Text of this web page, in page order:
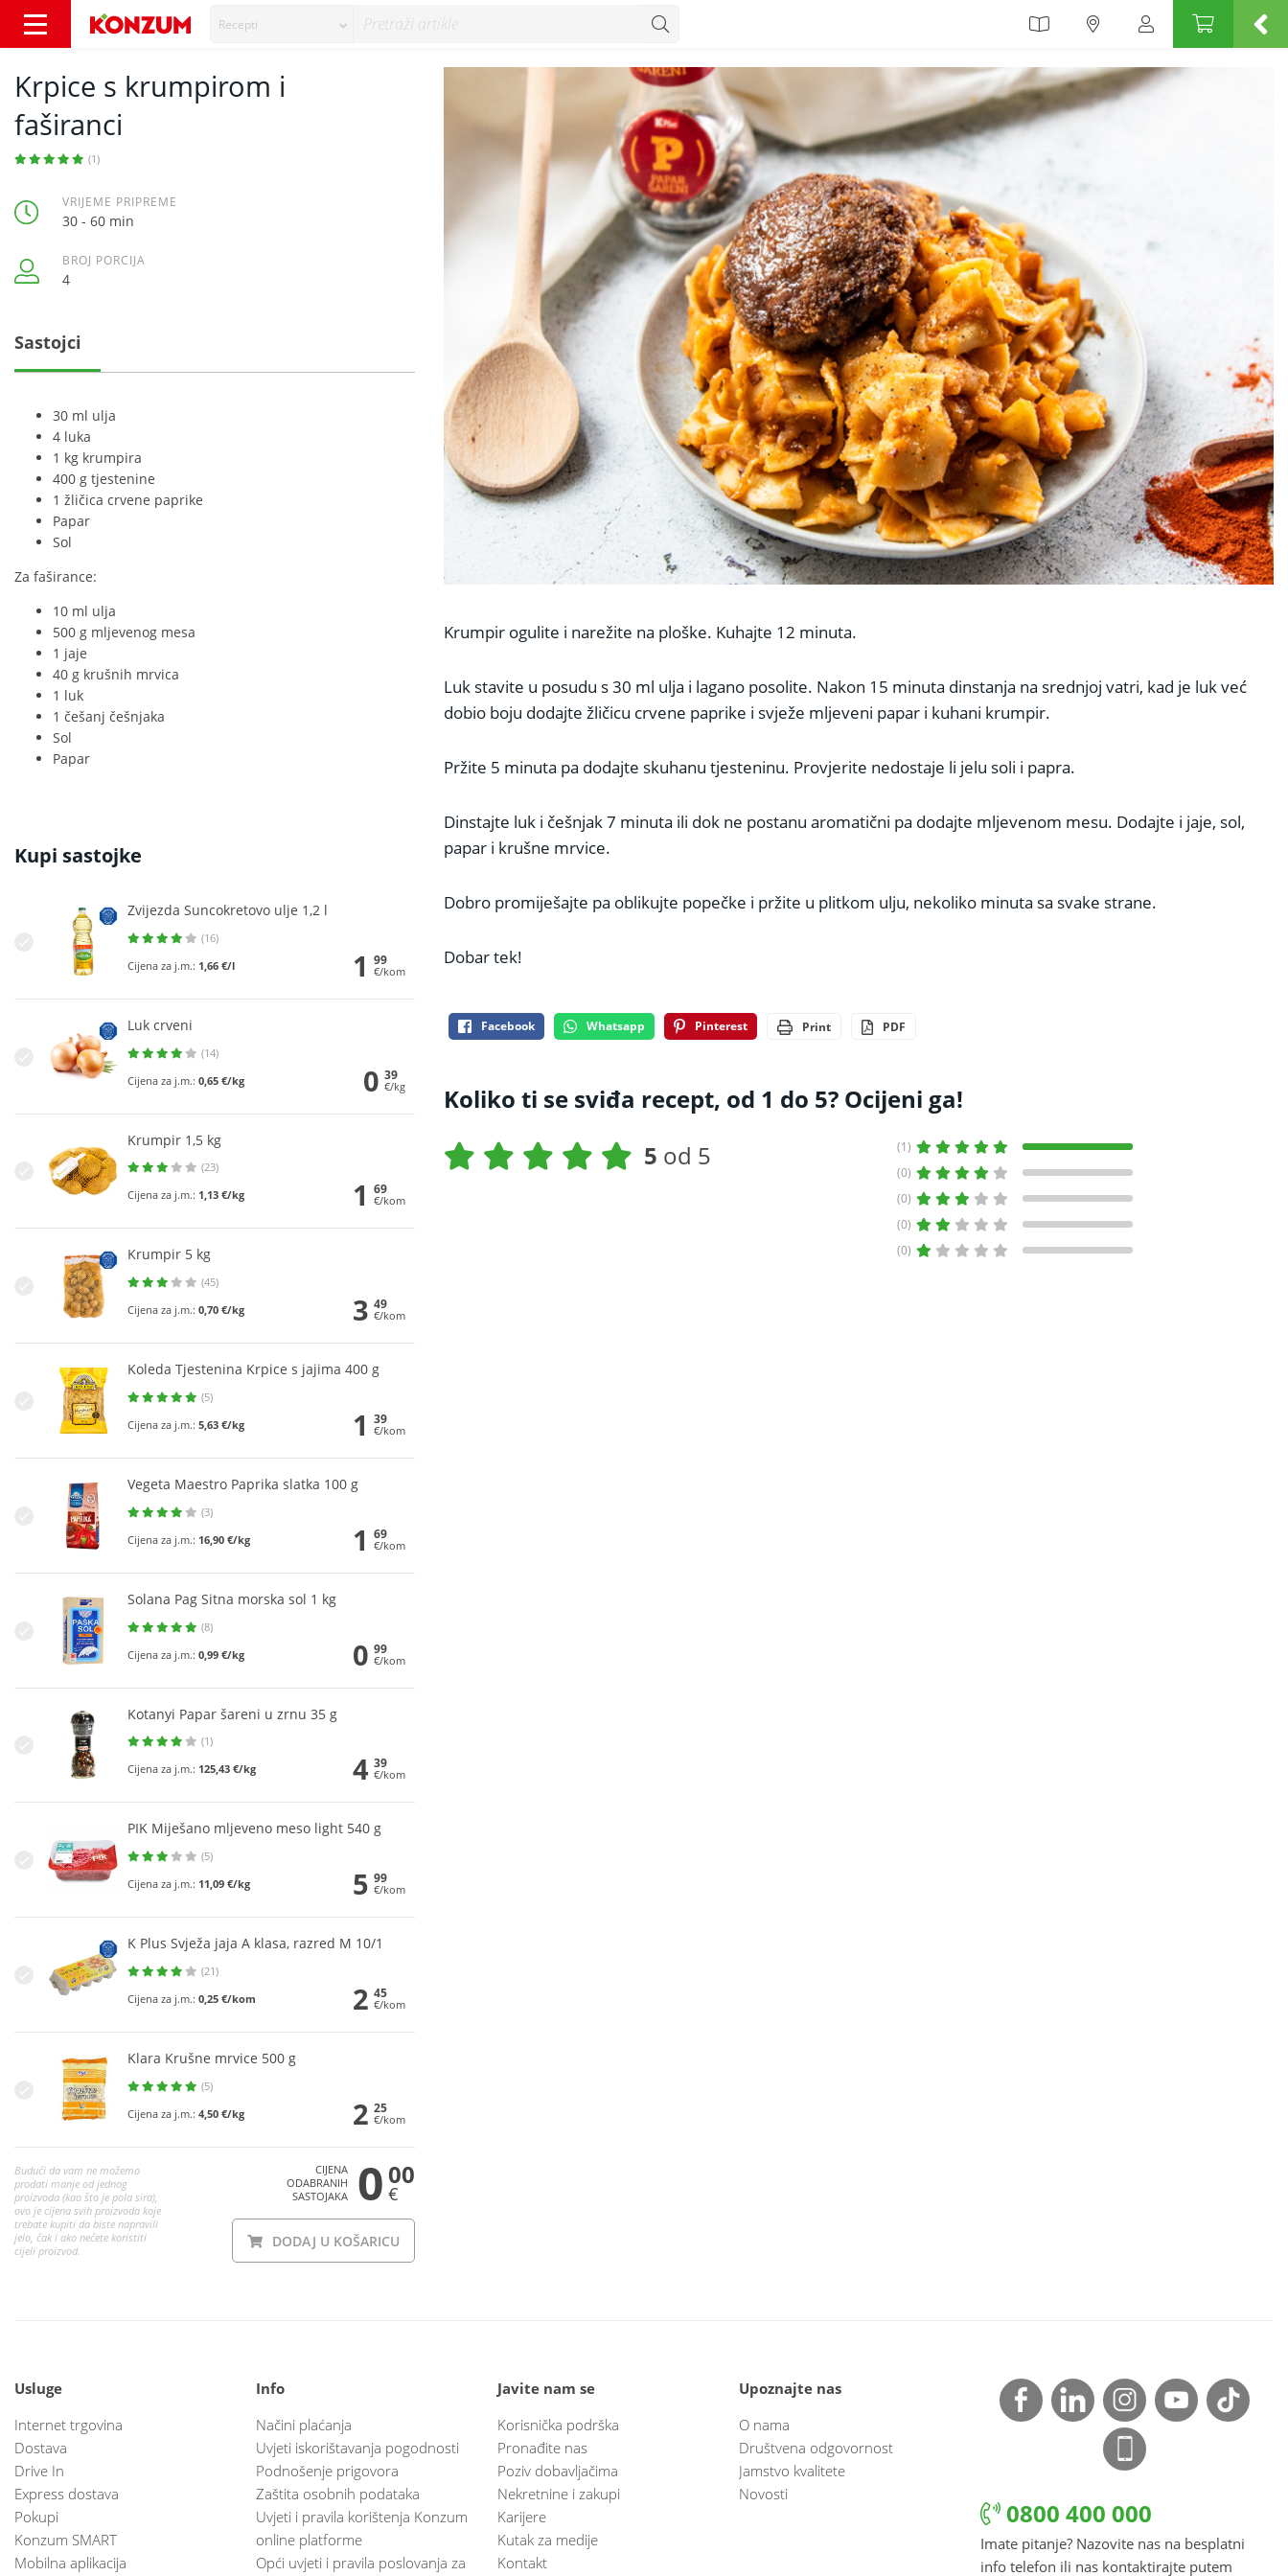
Recepti
Krpice s krumpirom i
faširanci
(1)
VRIJEME PRIPREME
30 - 60 min
BROJ PORCIJA
4
Sastojci
30 ml ulja
4 luka
1 kg krumpira
400 g tjestenine
1 žličica crvene paprike
Papar
Sol
Za faširance:
10 ml ulja
500 g mljevenog mesa
1 jaje
40 g krušnih mrvica
1 luk
1 češanj češnjaka
Sol
Papar
Kupi sastojke
Zvijezda Suncokretovo ulje 1,2 l
(16)
Cijena za j.m.: 1,66 €/l 1 99
€/kom
Luk crveni
(14)
Cijena za j.m.: 0,65 €/kg 0 39
€/kg
Krumpir 1,5 kg
(23)
Cijena za j.m.: 1,13 €/kg 1 69
€/kom
Krumpir 5 kg
(45)
Cijena za j.m.: 0,70 €/kg 3 49
€/kom
Koleda Tjestenina Krpice s jajima 400 g
(5)
Cijena za j.m.: 5,63 €/kg 1 39
€/kom
Vegeta Maestro Paprika slatka 100 g
(3)
Cijena za j.m.: 16,90 €/kg 1 69
€/kom
Solana Pag Sitna morska sol 1 kg
(8)
Cijena za j.m.: 0,99 €/kg 0 99
€/kom
Kotanyi Papar šareni u zrnu 35 g
(1)
Cijena za j.m.: 125,43 €/kg 4 39
€/kom
PIK Miješano mljeveno meso light 540 g
(5)
Cijena za j.m.: 11,09 €/kg 5 99
€/kom
K Plus Svježa jaja A klasa, razred M 10/1
(21)
Cijena za j.m.: 0,25 €/kom 2 45
€/kom
Klara Krušne mrvice 500 g
(5)
Cijena za j.m.: 4,50 €/kg 2 25
€/kom
Budući da vam ne možemo
prodati manje od jednog
proizvoda (kao što je pola sira),
ovo je cijena svih proizvoda koje
trebate kupiti da biste napravili
jelo, čak i ako nećete koristiti
cijeli proizvod.
CIJENA
ODABRANIH
SASTOJAKA
0 00
€
DODAJ U KOŠARICU
Krumpir ogulite i narežite na ploške. Kuhajte 12 minuta.
Luk stavite u posudu s 30 ml ulja i lagano posolite. Nakon 15 minuta dinstanja na srednjoj vatri, kad je luk već
dobio boju dodajte žličicu crvene paprike i svježe mljeveni papar i kuhani krumpir.
Pržite 5 minuta pa dodajte skuhanu tjesteninu. Provjerite nedostaje li jelu soli i papra.
Dinstajte luk i češnjak 7 minuta ili dok ne postanu aromatični pa dodajte mljevenom mesu. Dodajte i jaje, sol,
papar i krušne mrvice.
Dobro promiješajte pa oblikujte popečke i pržite u plitkom ulju, nekoliko minuta sa svake strane.
Dobar tek!
Facebook Whatsapp Pinterest Print PDF
Koliko ti se sviđa recept, od 1 do 5? Ocijeni ga!
5 od 5
(1)
(0)
(0)
(0)
(0)
Usluge
Internet trgovina
Dostava
Drive In
Express dostava
Pokupi
Konzum SMART
Mobilna aplikacija
Info
Načini plaćanja
Uvjeti iskorištavanja pogodnosti
Podnošenje prigovora
Zaštita osobnih podataka
Uvjeti i pravila korištenja Konzum
online platforme
Opći uvjeti i pravila poslovanja za
Javite nam se
Korisnička podrška
Pronađite nas
Poziv dobavljačima
Nekretnine i zakupi
Karijere
Kutak za medije
Kontakt
Upoznajte nas
O nama
Društvena odgovornost
Jamstvo kvalitete
Novosti
0800 400 000
Imate pitanje? Nazovite nas na besplatni
info telefon ili nas kontaktirajte putem